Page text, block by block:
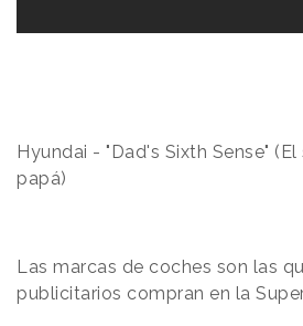
Hyundai - "Dad's Sixth Sense" (El
papá)
Las marcas de coches son las
publicitarios compran en la